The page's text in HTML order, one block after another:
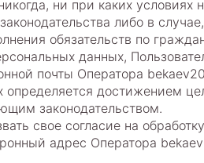
ни при каких
либо в
обязательств по
данных,
почты Оператора
определяется достижением
законодательством.
свое согласие на
адрес Оператора